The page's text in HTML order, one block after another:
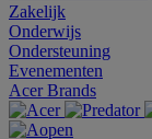
Zakelijk
Onderwijs
Ondersteuning
Evenementen
Acer Brands